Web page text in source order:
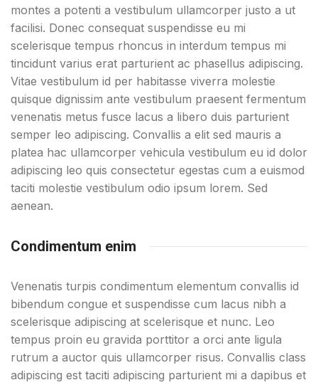
montes a potenti a vestibulum ullamcorper justo a ut
facilisi. Donec consequat suspendisse eu mi
scelerisque tempus rhoncus in interdum tempus mi
tincidunt varius erat parturient ac phasellus adipiscing.
Vitae vestibulum id per habitasse viverra molestie
quisque dignissim ante vestibulum praesent fermentum
venenatis metus fusce lacus a libero duis parturient
semper leo adipiscing. Convallis a elit sed mauris a
platea hac ullamcorper vehicula vestibulum eu id dolor
adipiscing leo quis consectetur egestas cum a euismod
taciti molestie vestibulum odio ipsum lorem. Sed
aenean.
Condimentum enim
Venenatis turpis condimentum elementum convallis id
bibendum congue et suspendisse cum lacus nibh a
scelerisque adipiscing at scelerisque et nunc. Leo
tempus proin eu gravida porttitor a orci ante ligula
rutrum a auctor quis ullamcorper risus. Convallis class
adipiscing est taciti adipiscing parturient mi a dapibus et